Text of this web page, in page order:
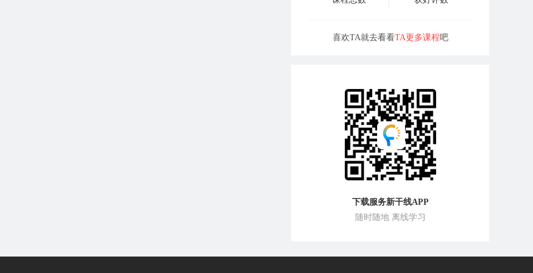
喜欢TA就去看看TA更多课程吧
下载服务新干线APP
随时随地 离线学习